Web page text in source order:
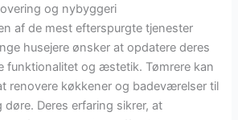
og nybyggeri
af de mest efterspurgte tjenester
husejere ønsker at opdatere deres
funktionalitet og æstetik. Tømrere kan
renovere køkkener og badeværelser til
Deres erfaring sikrer, at